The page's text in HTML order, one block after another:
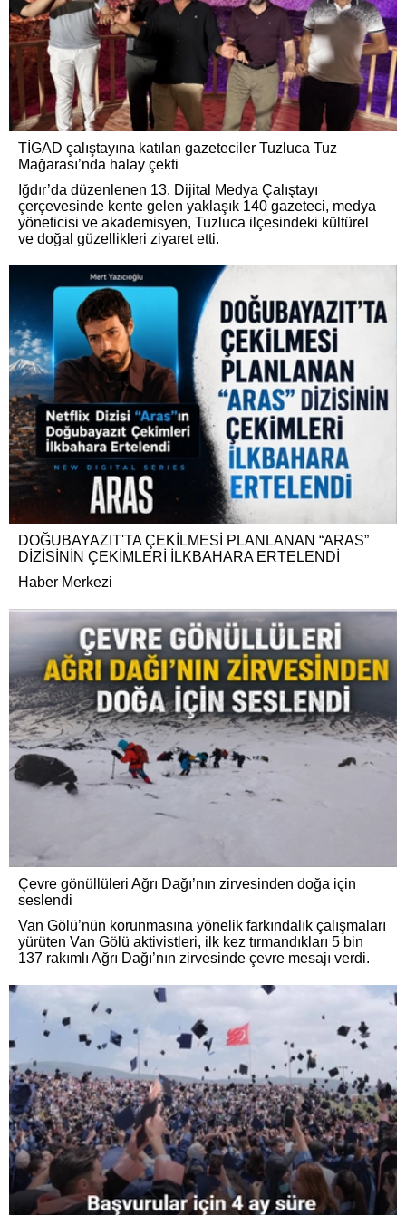
TİGAD çalıştayına katılan gazeteciler Tuzluca Tuz
Mağarası’nda halay çekti
Iğdır’da düzenlenen 13. Dijital Medya Çalıştayı
çerçevesinde kente gelen yaklaşık 140 gazeteci, medya
yöneticisi ve akademisyen, Tuzluca ilçesindeki kültürel
ve doğal güzellikleri ziyaret etti.
DOĞUBAYAZIT'TA ÇEKİLMESİ PLANLANAN “ARAS”
DİZİSİNİN ÇEKİMLERİ İLKBAHARA ERTELENDİ
Haber Merkezi
Çevre gönüllüleri Ağrı Dağı’nın zirvesinden doğa için
seslendi
Van Gölü’nün korunmasına yönelik farkındalık çalışmaları
yürüten Van Gölü aktivistleri, ilk kez tırmandıkları 5 bin
137 rakımlı Ağrı Dağı’nın zirvesinde çevre mesajı verdi.